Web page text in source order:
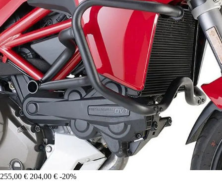
255,00 € 204,00 € -20%